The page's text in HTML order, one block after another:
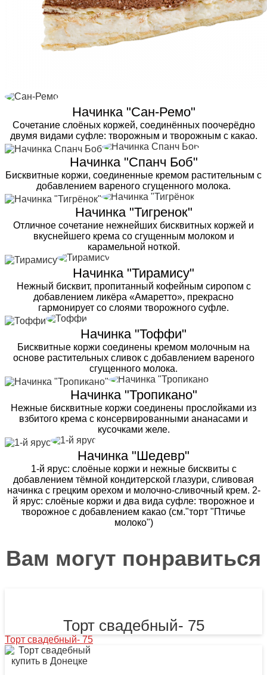
Начинка "Сан-Ремо"
Сочетание слоёных коржей, соединённых поочерёдно
двумя видами суфле: творожным и творожным с какао.
Начинка "Спанч Боб"
Бисквитные коржи, соединенные кремом растительным с
добавлением вареного сгущенного молока.
Начинка "Тигренок"
Отличное сочетание нежнейших бисквитных коржей и
вкуснейшего крема со сгущенным молоком и
карамельной ноткой.
Начинка "Тирамису"
Нежный бисквит, пропитанный кофейным сиропом с
добавлением ликёра «Амаретто», прекрасно
гармонирует со слоями творожного суфле.
Начинка "Тоффи"
Бисквитные коржи соединены кремом молочным на
основе растительных сливок с добавлением вареного
сгущенного молока.
Начинка "Тропикано"
Нежные бисквитные коржи соединены прослойками из
взбитого крема с консервированными ананасами и
кусочками желе.
Начинка "Шедевр"
1-й ярус: слоёные коржи и нежные бисквиты с
добавлением тёмной кондитерской глазури, сливовая
начинка с грецким орехом и молочно-сливочный крем. 2-
й ярус: слоёные коржи и два вида суфле: творожное и
творожное с добавлением какао (см."торт "Птичье
молоко")
Вам могут понравиться
Торт свадебный- 75
Торт свадебный- 75